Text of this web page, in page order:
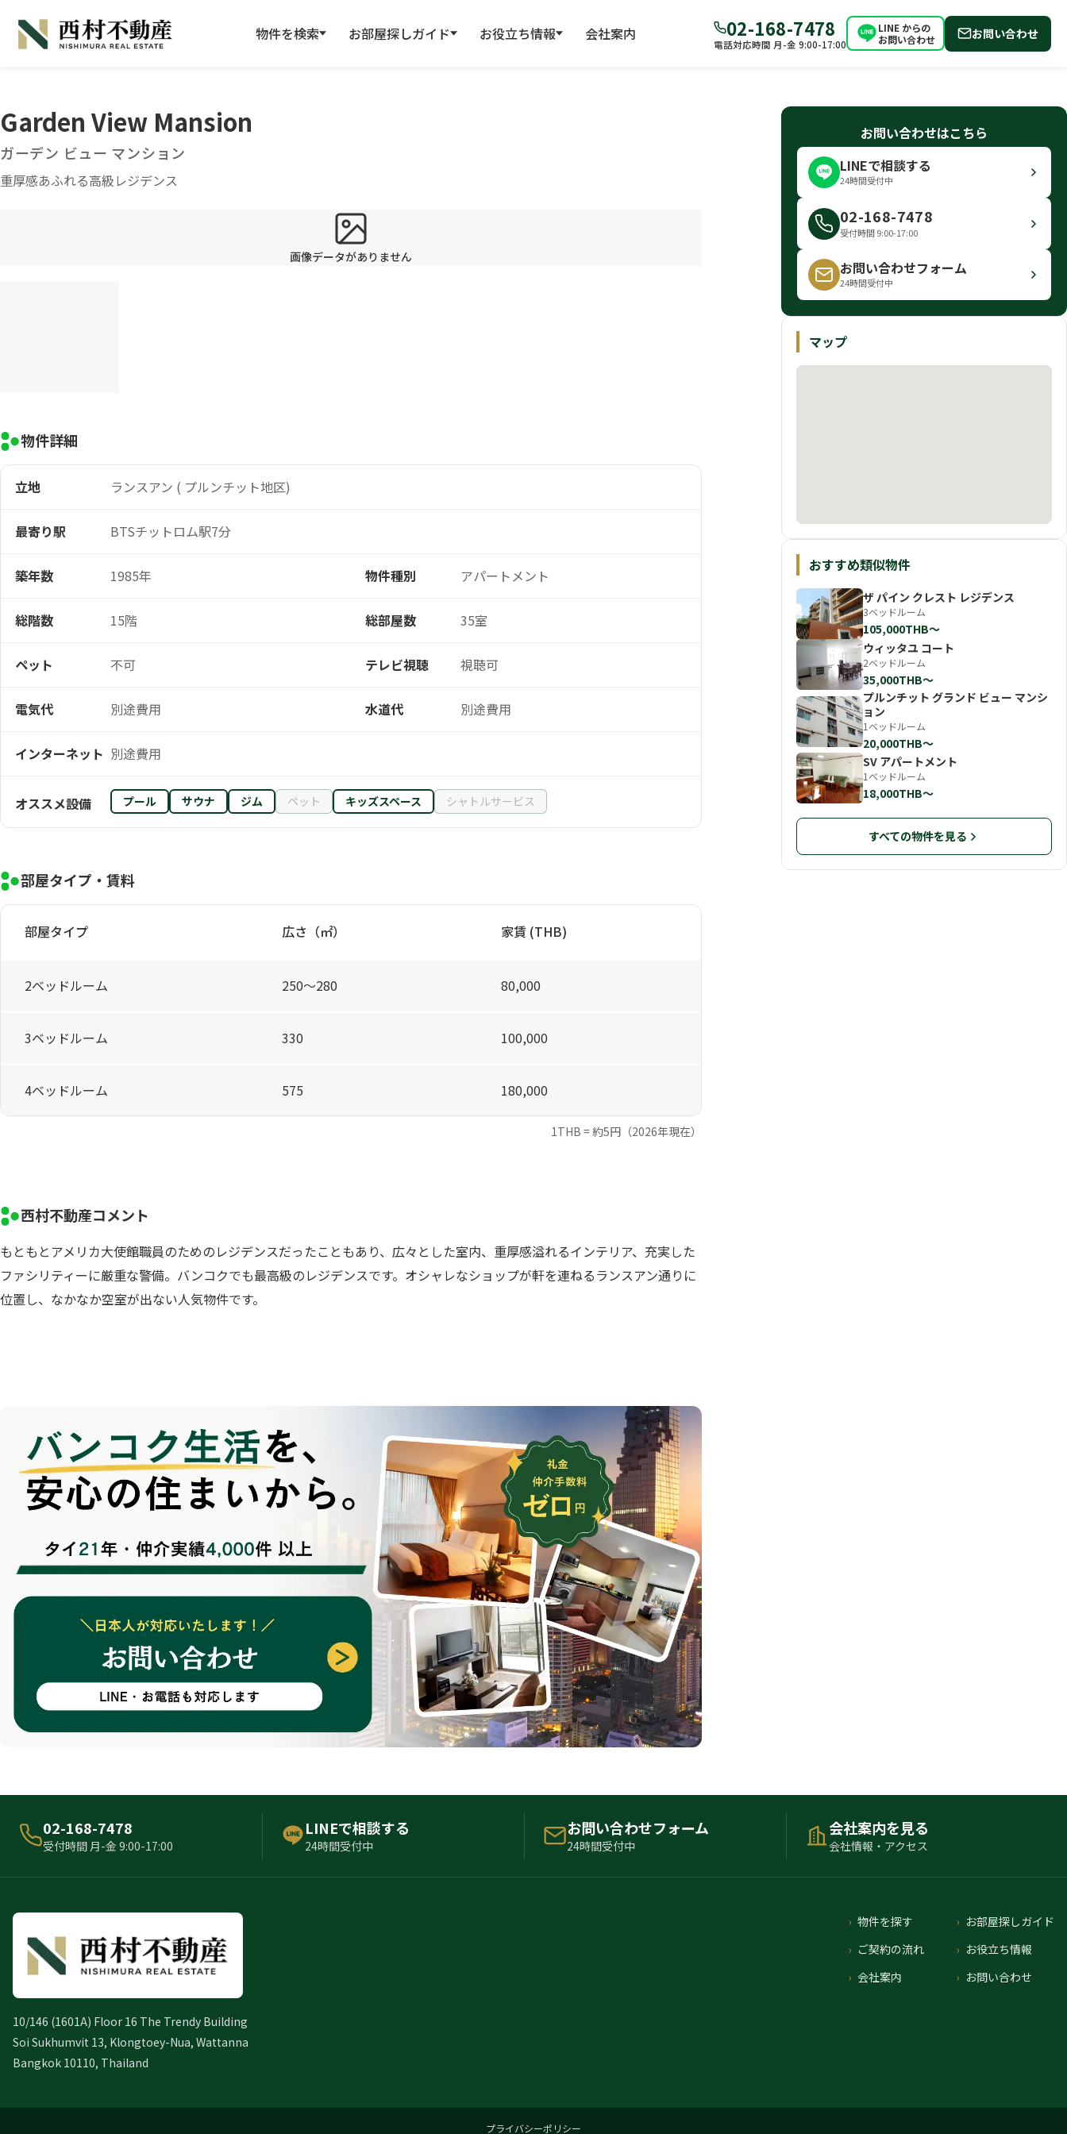
物件を検索 お部屋探しガイド お役立ち情報 会社案内 02-168-7478
電話対応時間 月-金 9:00-17:00
LINE からの
お問い合わせ
お問い合わせ
Garden View Mansion
ガーデン ビュー マンション
重厚感あふれる高級レジデンス
画像データがありません
物件詳細
立地 ランスアン ( プルンチット地区)
最寄り駅 BTSチットロム駅7分
築年数 1985年 物件種別 アパートメント
総階数 15階 総部屋数 35室
ペット 不可 テレビ視聴 視聴可
電気代 別途費用 水道代 別途費用
インターネット 別途費用
オススメ設備 プール サウナ ジム ペット キッズスペース シャトルサービス
部屋タイプ・賃料
部屋タイプ 広さ（㎡） 家賃 (THB)
2ベッドルーム 250～280 80,000
3ベッドルーム 330 100,000
4ベッドルーム 575 180,000
1THB = 約5円（2026年現在）
西村不動産コメント
もともとアメリカ大使館職員のためのレジデンスだったこともあり、広々とした室内、重厚感溢れるインテリア、充実した
ファシリティーに厳重な警備。バンコクでも最高級のレジデンスです。オシャレなショップが軒を連ねるランスアン通りに
位置し、なかなか空室が出ない人気物件です。
お問い合わせはこちら
LINEで相談する
24時間受付中
02-168-7478
受付時間 9:00-17:00
お問い合わせフォーム
24時間受付中
マップ
おすすめ類似物件
ザ パイン クレスト レジデンス
3ベッドルーム
105,000THB〜
ウィッタユ コート
2ベッドルーム
35,000THB〜
プルンチット グランド ビュー マンシ
ョン
1ベッドルーム
20,000THB〜
SV アパートメント
1ベッドルーム
18,000THB〜
すべての物件を見る
02-168-7478
受付時間 月-金 9:00-17:00
LINEで相談する
24時間受付中
お問い合わせフォーム
24時間受付中
会社案内を見る
会社情報・アクセス
10/146 (1601A) Floor 16 The Trendy Building
Soi Sukhumvit 13, Klongtoey-Nua, Wattanna
Bangkok 10110, Thailand
物件を探す
お部屋探しガイド
ご契約の流れ
お役立ち情報
会社案内
お問い合わせ
プライバシーポリシー